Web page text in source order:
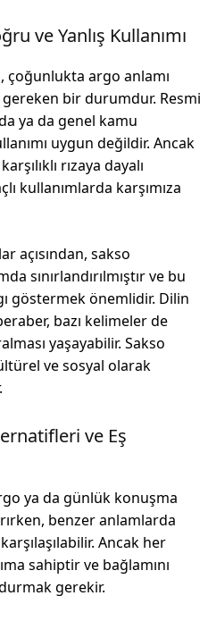
ve Yanlış Kullanımı
çoğunlukta argo anlamı
bir durumdur. Resmi
ya da genel kamu
uygun değildir. Ancak
rızaya dayalı
kullanımlarda karşımıza
açısından, sakso
sınırlandırılmıştır ve bu
göstermek önemlidir. Dilin
bazı kelimeler de
yaşayabilir. Sakso
ve sosyal olarak
ve Eş
ya da günlük konuşma
benzer anlamlarda
Ancak her
sahiptir ve bağlamını
gerekir.